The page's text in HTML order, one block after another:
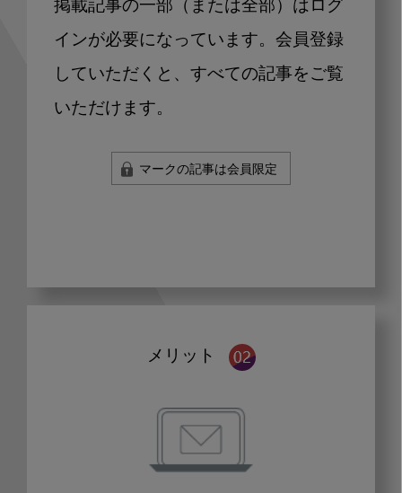
掲載記事の一部（または全部）はログ
インが必要になっています。会員登録
していただくと、すべての記事をご覧
いただけます。
マークの記事は会員限定
メリット